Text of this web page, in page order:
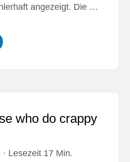
angezeigt. Die …
who do crappy
· Lesezeit 17 Min.